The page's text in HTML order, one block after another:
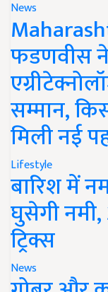
News
फडणवीस ने
सम्मान,
मिली नई
Lifestyle
बारिश में
घुसेगी
ट्रिक्स
News